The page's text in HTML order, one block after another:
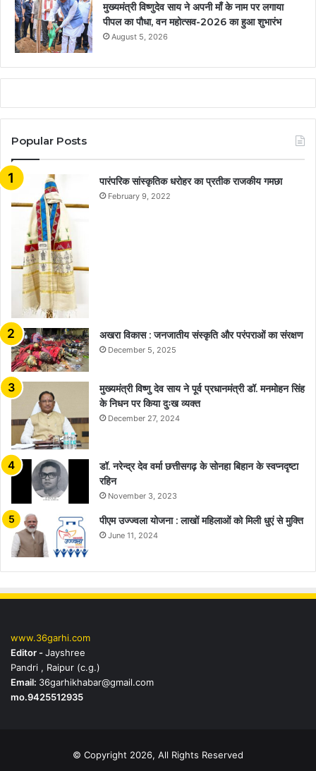
मुख्यमंत्री विष्णुदेव साय ने अपनी माँ के नाम पर लगाया
पीपल का पौधा, वन महोत्सव-2026 का हुआ शुभारंभ
August 5, 2026
Popular Posts
​​​​​​​पारंपरिक सांस्कृतिक धरोहर का प्रतीक राजकीय गमछा
February 9, 2022
अखरा विकास : जनजातीय संस्कृति और परंपराओं का संरक्षण
December 5, 2025
मुख्यमंत्री विष्णु देव साय ने पूर्व प्रधानमंत्री डॉ. मनमोहन सिंह
के निधन पर किया दुःख व्यक्त
December 27, 2024
डॉ. नरेन्द्र देव वर्मा छत्तीसगढ़ के सोनहा बिहान के स्वप्नदृष्टा
रहिन
November 3, 2023
पीएम उज्ज्वला योजना : लाखों महिलाओं को मिली धुएं से मुक्ति
June 11, 2024
www.36garhi.com
Editor -Jayshree
Pandri , Raipur (c.g.)
Email: 36garhikhabar@gmail.com
mo.9425512935
© Copyright 2026, All Rights Reserved